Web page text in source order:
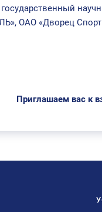
ОАО «Дворец
Приглашаем вас к